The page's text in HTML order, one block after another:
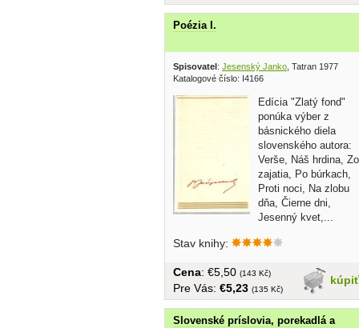
Poézia I.
Spisovatel: Jesenský Janko , Tatran 1977
Katalogové číslo: I4166
Edícia "Zlatý fond"
ponúka výber z
básnického diela
slovenského autora:
Verše, Náš hrdina, Zo
zajatia, Po búrkach,
Proti noci, Na zlobu
dňa, Čierne dni,
Jesenný kvet,...
Stav knihy:
kúpiť
Cena: €5,50 (143 Kč)
Pre Vás: €5,23 (135 Kč)
Slovenské príslovia, porekadlá a